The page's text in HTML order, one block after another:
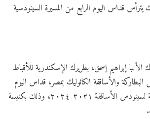
يترأس قداس اليوم الرابع من المسيرة السينودسية
الأنبا إبراهيم إسحق، بطريرك الإسكندرية للأقباط
والأساقفة الكاثوليك بمصر، قداس اليوم
الرابع من المرحلة القارية لسينودس الأساقفة ٢٠٢١-٢٠٢٤، وذلك بكنيسة